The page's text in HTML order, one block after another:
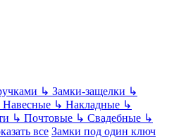
↳ Замки-защелки ↳
Навесные ↳ Накладные ↳
↳ Почтовые ↳ Свадебные ↳
все Замки под один ключ